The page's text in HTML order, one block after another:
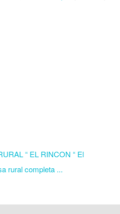
“ EL RINCON “ El
rural completa ...